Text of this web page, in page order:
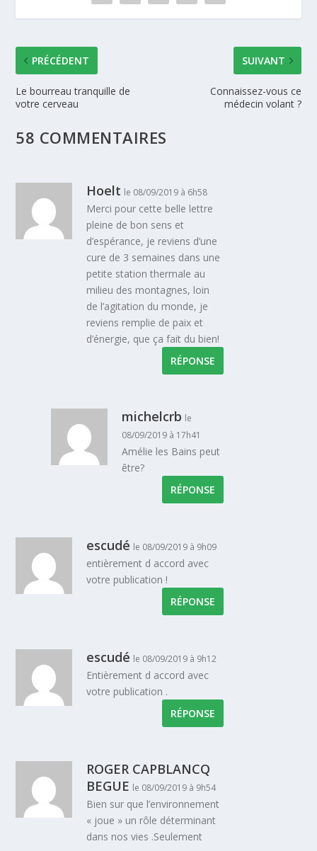
PRÉCÉDENT
Le bourreau tranquille de
votre cerveau
SUIVANT
Connaissez-vous ce
médecin volant ?
58 COMMENTAIRES
Hoelt le 08/09/2019 à 6h58
Merci pour cette belle lettre
pleine de bon sens et
d’espérance, je reviens d’une
cure de 3 semaines dans une
petite station thermale au
milieu des montagnes, loin
de l’agitation du monde, je
reviens remplie de paix et
d’énergie, que ça fait du bien!
RÉPONSE
michelcrb le
08/09/2019 à 17h41
Amélie les Bains peut
être?
RÉPONSE
escudé le 08/09/2019 à 9h09
entièrement d accord avec
votre publication !
RÉPONSE
escudé le 08/09/2019 à 9h12
Entièrement d accord avec
votre publication .
RÉPONSE
ROGER CAPBLANCQ
BEGUE le 08/09/2019 à 9h54
Bien sur que l’environnement
« joue » un rôle déterminant
dans nos vies .Seulement